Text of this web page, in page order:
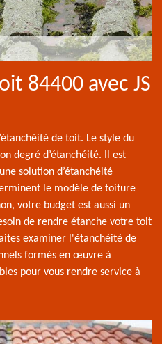
84400 avec JS
de toit. Le style du
degré d’étanchéité. Il est
solution d’étanchéité
le modèle de toiture
votre budget est aussi un
de rendre étanche votre toit
examiner l'étanchéité de
formés en œuvre à
pour vous rendre service à